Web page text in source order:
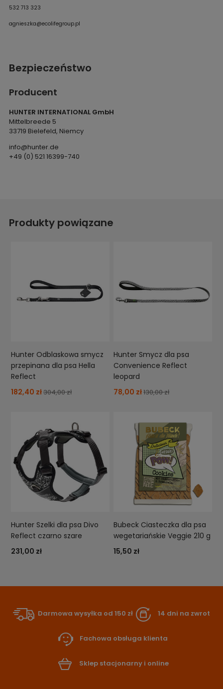
532 713 323
agnieszka@ecolifegroup.pl
Bezpieczeństwo
Producent
HUNTER INTERNATIONAL GmbH
Mittelbreede 5
33719 Bielefeld, Niemcy
info@hunter.de
+49 (0) 521 16399-740
Produkty powiązane
Hunter Odblaskowa smycz
przepinana dla psa Hella
Reflect
182,40 zł304,00 zł
Hunter Smycz dla psa
Convenience Reflect
leopard
78,00 zł130,00 zł
Hunter Szelki dla psa Divo
Reflect czarno szare
231,00 zł
Bubeck Ciasteczka dla psa
wegetariańskie Veggie 210 g
15,50 zł
Darmowa wysyłka od 150 zł 14 dni na zwrot
Fachowa obsługa klienta
Sklep stacjonarny i online